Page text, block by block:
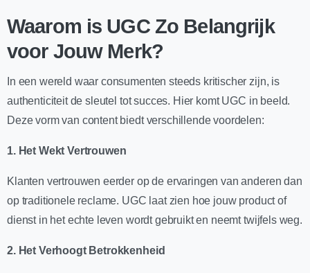
Waarom is UGC Zo Belangrijk
voor Jouw Merk?
In een wereld waar consumenten steeds kritischer zijn, is
authenticiteit de sleutel tot succes. Hier komt UGC in beeld.
Deze vorm van content biedt verschillende voordelen:
1. Het Wekt Vertrouwen
Klanten vertrouwen eerder op de ervaringen van anderen dan
op traditionele reclame. UGC laat zien hoe jouw product of
dienst in het echte leven wordt gebruikt en neemt twijfels weg.
2. Het Verhoogt Betrokkenheid